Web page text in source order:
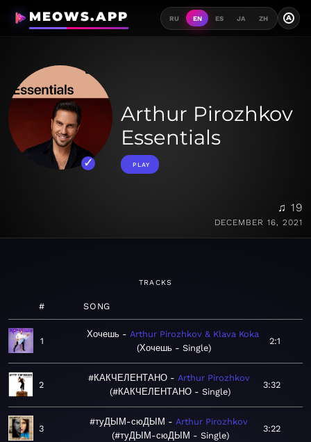
MEOWS.APP RU EN ES JA ZH A
Arthur Pirozhkov
Essentials
PLAY
♫ 19
DECEMBER 16, 2021
TRACKS
# SONG
1
Хочешь
Arthur Pirozhkov & Klava Koka
Хочешь - Single
2:1
2
#КАКЧЕЛЕНТАНО
Arthur Pirozhkov
#КАКЧЕЛЕНТАНО - Single
3:32
3
#туДЫМ-сюДЫМ
Arthur Pirozhkov
#туДЫМ-сюДЫМ - Single
3:22